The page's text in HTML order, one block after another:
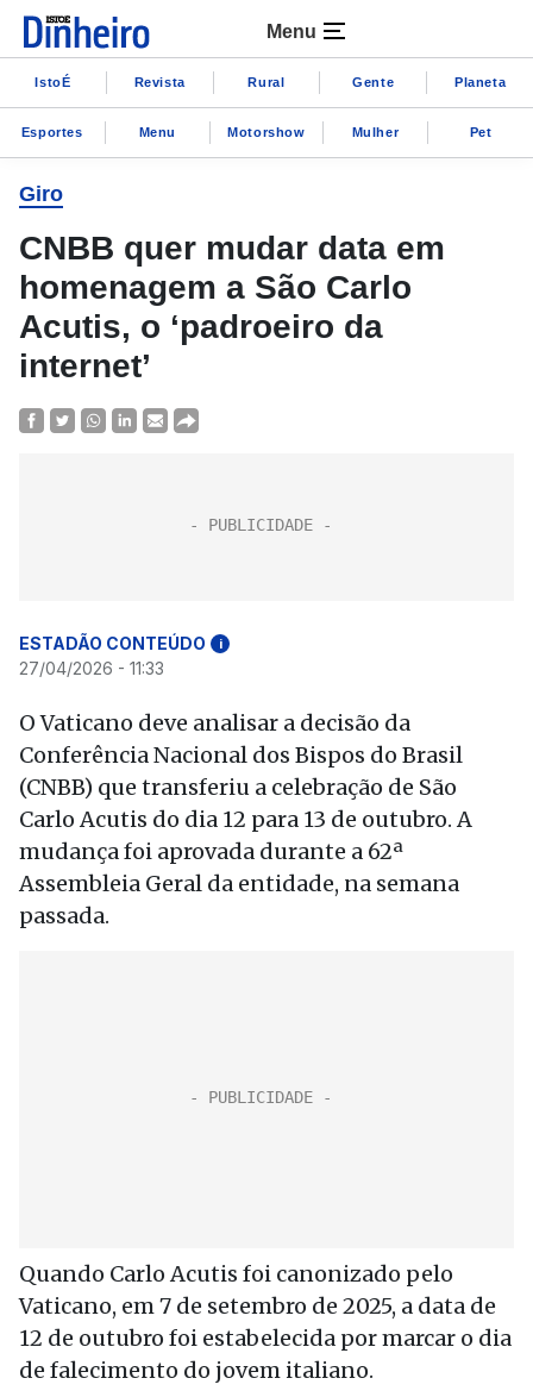
Menu
IstoÉ Revista Rural Gente Planeta
Esportes Menu Motorshow Mulher Pet
Giro
CNBB quer mudar data em
homenagem a São Carlo
Acutis, o ‘padroeiro da
internet’
ESTADÃO CONTEÚDO i
27/04/2026 - 11:33
O Vaticano deve analisar a decisão da
Conferência Nacional dos Bispos do Brasil
(CNBB) que transferiu a celebração de São
Carlo Acutis do dia 12 para 13 de outubro. A
mudança foi aprovada durante a 62ª
Assembleia Geral da entidade, na semana
passada.
Quando Carlo Acutis foi canonizado pelo
Vaticano, em 7 de setembro de 2025, a data de
12 de outubro foi estabelecida por marcar o dia
de falecimento do jovem italiano.